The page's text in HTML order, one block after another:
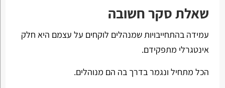
שאלת סקר חשובה
עמידה בהתחייבויות שמנהלים לוקחים על עצמם היא חלק
אינטגרלי מתפקידם.
הכל מתחיל ונגמר בדרך בה הם מנוהלים.